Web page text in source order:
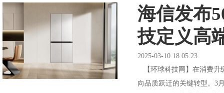
海信发布
技定义高
2025-03-10 18:05:23
【环球科技网】在消费升
向品质跃迁的关键转型。3